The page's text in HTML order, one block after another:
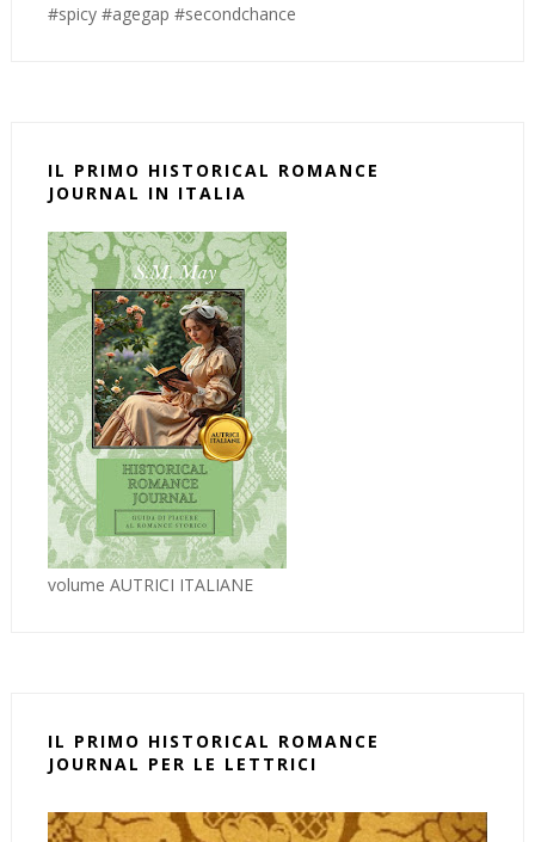
#spicy #agegap #secondchance
IL PRIMO HISTORICAL ROMANCE
JOURNAL IN ITALIA
volume AUTRICI ITALIANE
IL PRIMO HISTORICAL ROMANCE
JOURNAL PER LE LETTRICI